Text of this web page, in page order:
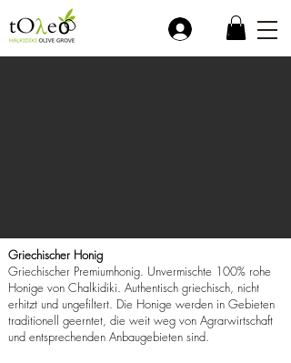
.
Griechischer Honig
Griechischer Premiumhonig. Unvermischte 100% rohe
Honige von Chalkidiki. Authentisch griechisch, nicht
erhitzt und ungefiltert. Die Honige werden in Gebieten
traditionell geerntet, die weit weg von Agrarwirtschaft
und entsprechenden Anbaugebieten sind.